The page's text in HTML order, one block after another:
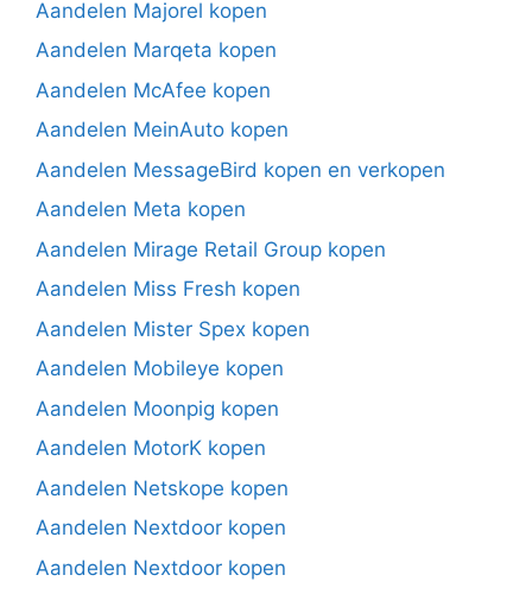
Aandelen Majorel kopen
Aandelen Marqeta kopen
Aandelen McAfee kopen
Aandelen MeinAuto kopen
Aandelen MessageBird kopen en verkopen
Aandelen Meta kopen
Aandelen Mirage Retail Group kopen
Aandelen Miss Fresh kopen
Aandelen Mister Spex kopen
Aandelen Mobileye kopen
Aandelen Moonpig kopen
Aandelen MotorK kopen
Aandelen Netskope kopen
Aandelen Nextdoor kopen
Aandelen Nextdoor kopen